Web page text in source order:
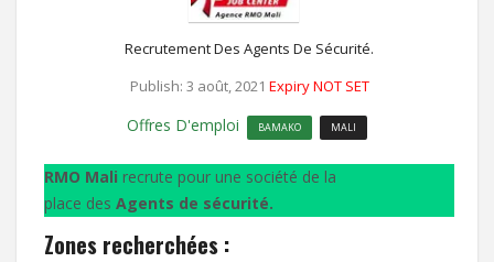
Recrutement Des Agents De Sécurité.
Publish: 3 août, 2021 Expiry NOT SET
Offres D'emploi BAMAKO MALI
RMO Mali recrute pour une société de la
place des Agents de sécurité.
Zones recherchées :